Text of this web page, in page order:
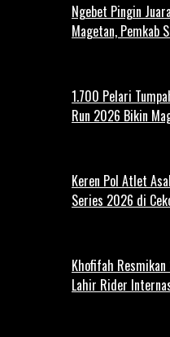
Ngebet Pingin
Magetan, Pemkab
1.700 Pelari
Run 2026 Bikin
Keren Pol Atlet
Series 2026 di
Khofifah
Lahir Rider